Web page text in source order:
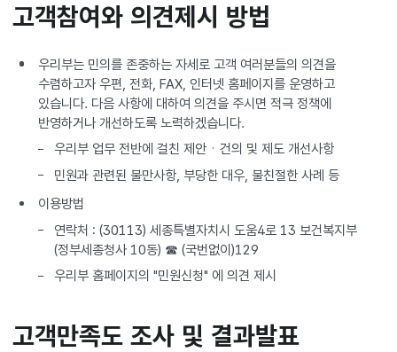
고객참여와 의견제시 방법
우리부는 민의를 존중하는 자세로 고객 여러분들의 의견을
수렴하고자 우편, 전화, FAX, 인터넷 홈페이지를 운영하고
있습니다. 다음 사항에 대하여 의견을 주시면 적극 정책에
반영하거나 개선하도록 노력하겠습니다.
우리부 업무 전반에 걸친 제안ㆍ건의 및 제도 개선사항
민원과 관련된 불만사항, 부당한 대우, 불친절한 사례 등
이용방법
연락처 : (30113) 세종특별자치시 도움4로 13 보건복지부
(정부세종청사 10동) ☎ (국번없이)129
우리부 홈페이지의 "민원신청" 에 의견 제시
고객만족도 조사 및 결과발표